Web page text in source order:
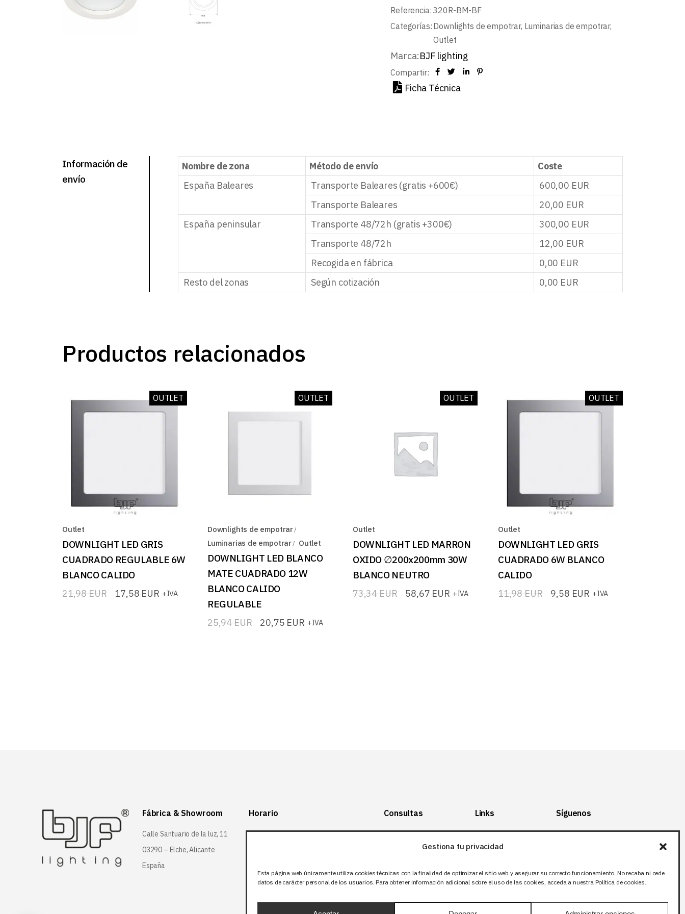
Gestiona tu privacidad
Esta página web únicamente utiliza cookies técnicas con la finalidad de optimizar el sitio web y asegurar su correcto funcionamiento. No recaba ni cede
datos de carácter personal de los usuarios. Para obtener información adicional sobre el uso de las cookies, acceda a nuestra Política de cookies.
Referencia: 320R-BM-BF
Categorías: Downlights de empotrar, Luminarias de empotrar,
Outlet
Marca:BJF lighting
Compartir:
Ficha Técnica
Información de
envío
Nombre de zona Método de envío
Coste
España Baleares
Transporte Baleares (gratis +600€) 600,00 EUR
Transporte Baleares
20,00 EUR
España peninsular
Transporte 48/72h (gratis +300€) 300,00 EUR
Transporte 48/72h
12,00 EUR
Recogida en fábrica
0,00 EUR
Resto del zonas
Según cotización 0,00 EUR
Productos relacionados
OUTLET
Outlet
DOWNLIGHT LED GRIS
CUADRADO REGULABLE 6W
BLANCO CALIDO
21,98EUR
El 17,58 EUR
El +IVA
OUTLET
Downlights de empotrar
Luminarias de empotrar
Outlet
DOWNLIGHT LED BLANCO
MATE CUADRADO 12W
BLANCO CALIDO
REGULABLE
25,94EUR
El 20,75 EUR
El +IVA
OUTLET
Outlet
DOWNLIGHT LED MARRON
OXIDO ∅200x200mm 30W
BLANCO NEUTRO
73,34EUR
El 58,67 EUR
El +IVA
OUTLET
Outlet
DOWNLIGHT LED GRIS
CUADRADO 6W BLANCO
CALIDO
11,98EUR
El 9,58 EUR
El +IVA
Fábrica & Showroom
Calle Santuario de la luz, 11
03290 – Elche, Alicante
España
Horario
Lunes-Viernes:
Cerrado
Consultas
+34 966 28 88
12
info@bjflighting.com
Links
Mapa del Sitio
Aviso legal
privacidad
Síguenos
Facebook
LinkedIn